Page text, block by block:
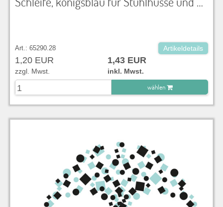
Art.: 65290.28 Artikeldetails
1,20 EUR 1,43 EUR
zzgl. Mwst.
inkl. Mwst.
wählen
zu Warenkorb hinzugefügt.